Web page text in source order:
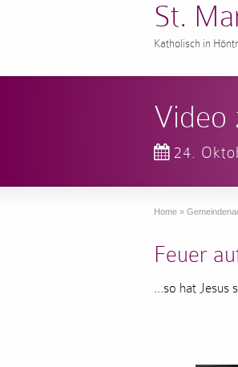
St.
Katholisch in
Video
24.
Home »
Feuer
…so hat Jesus